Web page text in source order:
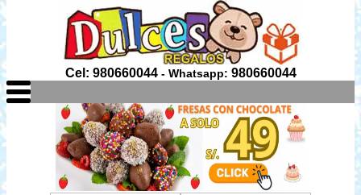
Cel: 980660044- Whatsapp: 980660044